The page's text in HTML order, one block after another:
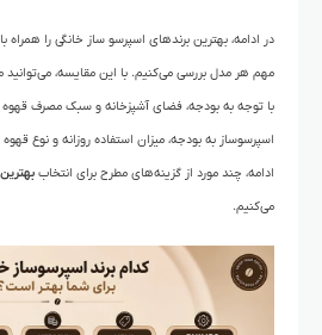
در ادامه، بهترین برندهای اسپرسو ساز خانگی را
مهم هر مدل بررسی می‌کنیم. با این مقایسه، می‌توانید
با توجه به بودجه، فضای آشپزخانه و سبک مصرف قهوه
اسپرسوساز به بودجه، میزان استفاده روزانه و نوع
ادامه، چند مورد از گزینه‌های مطرح برای انتخاب
می‌کنیم.